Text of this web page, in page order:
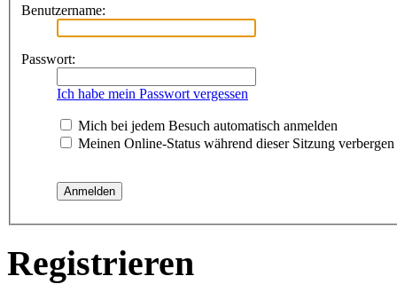
Benutzername:
Passwort:
Ich habe mein Passwort vergessen
Mich bei jedem Besuch automatisch anmelden
Meinen Online-Status während dieser Sitzung verbergen
Registrieren